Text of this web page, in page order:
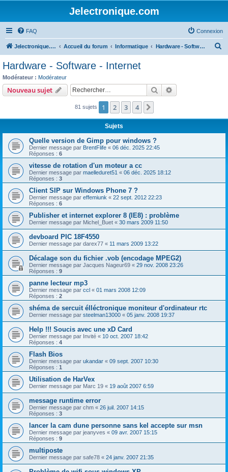
Jelectronique.com
FAQ Connexion
Jelectronique.com Accueil du forum Informatique Hardware - Software - Internet
c
Hardware - Software - Internet
Modérateur : Modérateur
Nouveau sujet Rechercher
81 sujets 1 2 3 4
Sujets
Quelle version de Gimp pour windows ?
Dernier message par BrentFlife « 06 déc. 2025 22:45
Réponses : 6
vitesse de rotation d'un moteur a cc
Dernier message par maelleduret51 « 06 déc. 2025 18:12
Réponses : 3
Client SIP sur Windows Phone 7 ?
Dernier message par effemiunk « 22 sept. 2012 22:23
Réponses : 6
Publisher et internet explorer 8 (IE8) : problème
Dernier message par Michel_Buet « 30 mars 2009 11:50
devboard PIC 18F4550
Dernier message par darex77 « 11 mars 2009 13:22
Décalage son du fichier .vob (encodage MPEG2)
Dernier message par Jacques Nageur69 « 29 nov. 2008 23:26
Réponses : 9
panne lecteur mp3
Dernier message par ccl « 01 mars 2008 12:09
Réponses : 2
shéma de sercuit élléctronique moniteur d'ordinateur rtc
Dernier message par steelman13000 « 05 janv. 2008 19:37
Help !!! Soucis avec une xD Card
Dernier message par Invité « 10 oct. 2007 18:42
Réponses : 4
Flash Bios
Dernier message par ukandar « 09 sept. 2007 10:30
Réponses : 1
Utilisation de HarVex
Dernier message par Marc 19 « 19 août 2007 6:59
message runtime error
Dernier message par chm « 26 juil. 2007 14:15
Réponses : 3
lancer la cam dune personne sans kel accepte sur msn
Dernier message par jeanyves « 09 avr. 2007 15:15
Réponses : 9
multiposte
Dernier message par safe78 « 24 janv. 2007 21:35